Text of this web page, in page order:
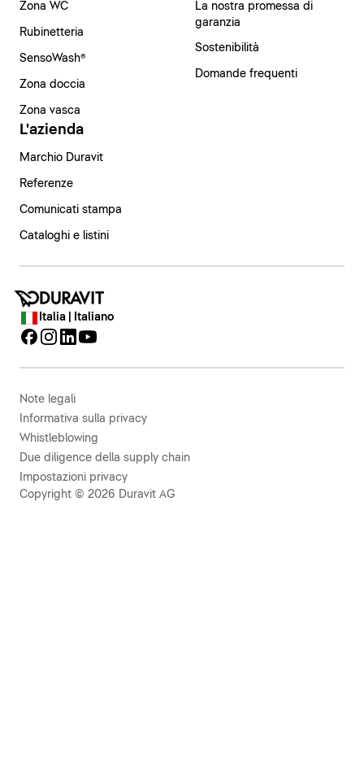
Zona WC
Rubinetteria
SensoWash®
Zona doccia
Zona vasca
La nostra promessa di
garanzia
Sostenibilità
Domande frequenti
L'azienda
Marchio Duravit
Referenze
Comunicati stampa
Cataloghi e listini
Italia | Italiano
Note legali
Informativa sulla privacy
Whistleblowing
Due diligence della supply chain
Impostazioni privacy
Copyright © 2026 Duravit AG